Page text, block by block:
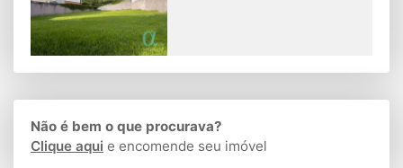
Não é bem o que procurava?
Clique aqui e encomende seu imóvel